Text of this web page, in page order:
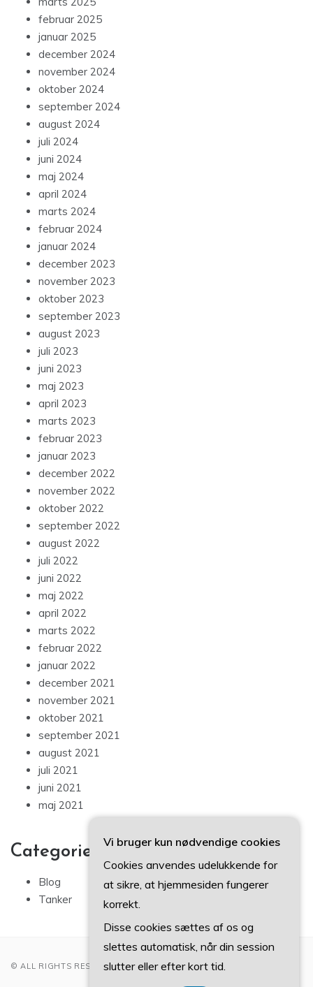
februar 2025
januar 2025
december 2024
november 2024
oktober 2024
september 2024
august 2024
juli 2024
juni 2024
maj 2024
april 2024
marts 2024
februar 2024
januar 2024
december 2023
november 2023
oktober 2023
september 2023
august 2023
juli 2023
juni 2023
maj 2023
april 2023
marts 2023
februar 2023
januar 2023
december 2022
november 2022
oktober 2022
september 2022
august 2022
juli 2022
juni 2022
maj 2022
april 2022
marts 2022
februar 2022
januar 2022
december 2021
november 2021
oktober 2021
september 2021
august 2021
juli 2021
juni 2021
maj 2021
Categories
Blog
Tanker
© ALL RIGHTS RESERVED 2022
Vi bruger kun nødvendige cookies
Cookies anvendes udelukkende for
at sikre, at hjemmesiden fungerer
korrekt.
Disse cookies sættes af os og
slettes automatisk, når din session
slutter eller efter kort tid.